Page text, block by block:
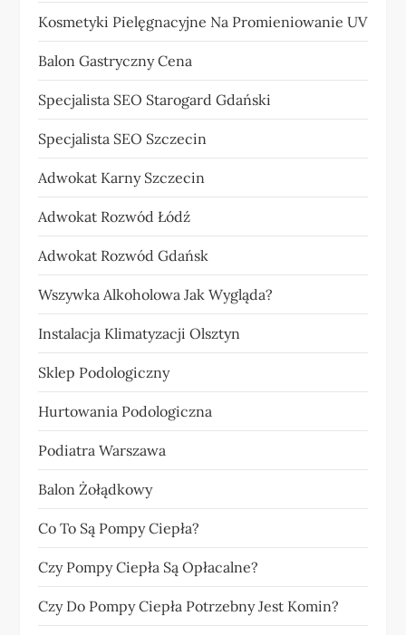
Kosmetyki Pielęgnacyjne Na Promieniowanie UV
Balon Gastryczny Cena
Specjalista SEO Starogard Gdański
Specjalista SEO Szczecin
Adwokat Karny Szczecin
Adwokat Rozwód Łódź
Adwokat Rozwód Gdańsk
Wszywka Alkoholowa Jak Wygląda?
Instalacja Klimatyzacji Olsztyn
Sklep Podologiczny
Hurtowania Podologiczna
Podiatra Warszawa
Balon Żołądkowy
Co To Są Pompy Ciepła?
Czy Pompy Ciepła Są Opłacalne?
Czy Do Pompy Ciepła Potrzebny Jest Komin?